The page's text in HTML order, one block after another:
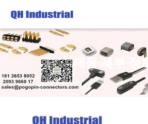
제품 세부 정보